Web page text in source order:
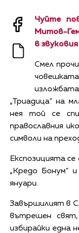
Чуйте
Митов-
в
Смел
„Триадица“ на
нея той се
православния
символи на
Експозицията
„Кредо Бонум“
януари.
Завършилият в
вътрешен
избирайки една